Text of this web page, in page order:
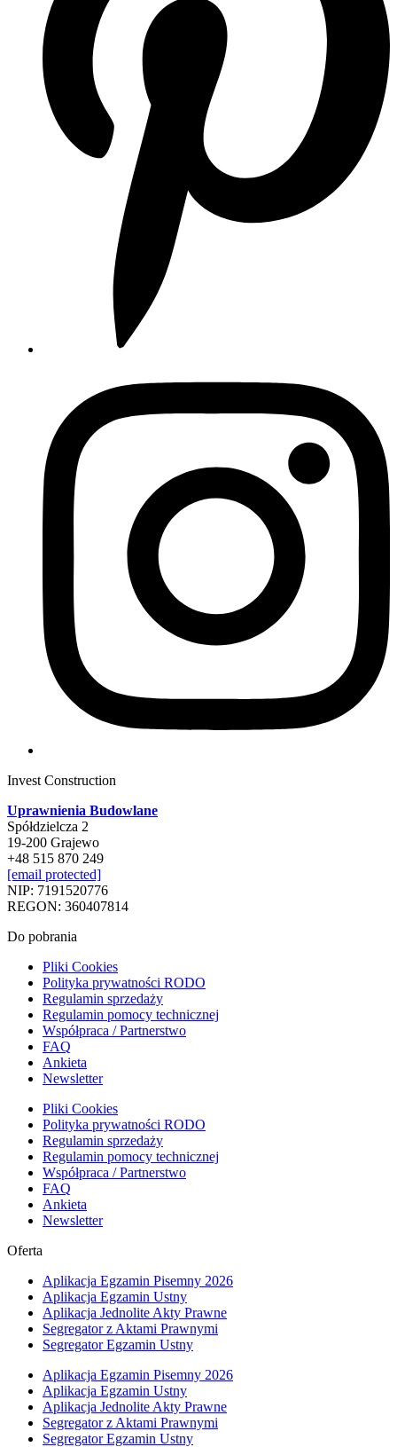
Invest Construction
Uprawnienia Budowlane
Spółdzielcza 2
19-200 Grajewo
+48 515 870 249
[email protected]
NIP: 7191520776
REGON: 360407814
Do pobrania
Pliki Cookies
Polityka prywatności RODO
Regulamin sprzedaży
Regulamin pomocy technicznej
Współpraca / Partnerstwo
FAQ
Ankieta
Newsletter
Pliki Cookies
Polityka prywatności RODO
Regulamin sprzedaży
Regulamin pomocy technicznej
Współpraca / Partnerstwo
FAQ
Ankieta
Newsletter
Oferta
Aplikacja Egzamin Pisemny 2026
Aplikacja Egzamin Ustny
Aplikacja Jednolite Akty Prawne
Segregator z Aktami Prawnymi
Segregator Egzamin Ustny
Aplikacja Egzamin Pisemny 2026
Aplikacja Egzamin Ustny
Aplikacja Jednolite Akty Prawne
Segregator z Aktami Prawnymi
Segregator Egzamin Ustny